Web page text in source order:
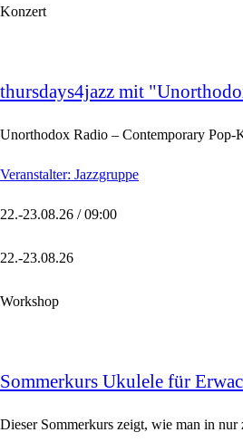
Konzert
thursdays4jazz mit
Unorthodox Radio – Contemporary
Veranstalter: Jazzgruppe
22.-23.08.26 / 09:00
22.-23.08.26
Workshop
Sommerkurs Ukulele für
Dieser Sommerkurs zeigt, wie man in